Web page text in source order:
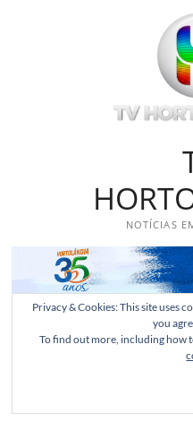
NOTÍCIAS
Privacy & Cookies: This site uses
you
To find out more, including how